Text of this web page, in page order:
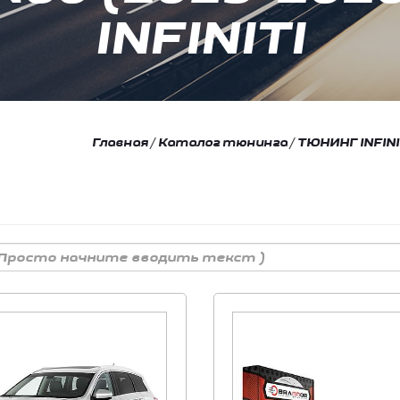
INFINITI
Главная /Каталог тюнинга /ТЮНИНГ